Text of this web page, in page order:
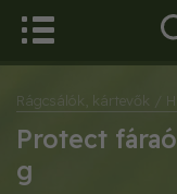
Rágcsálók, kártevők /
Protect
g